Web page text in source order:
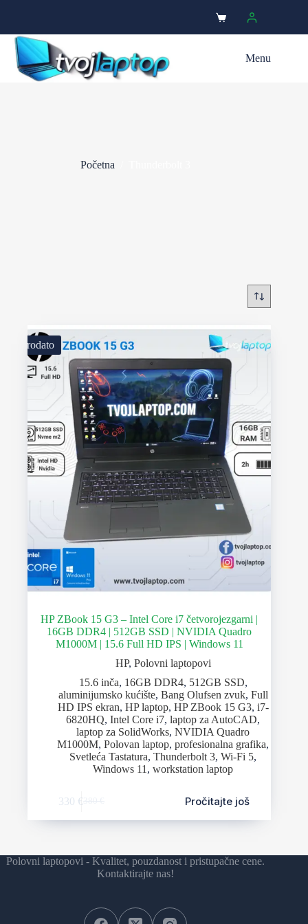
Menu
Početna
Prodato
HP ZBook 15 G3 – Intel Core i7 četvorojezgarni |
16GB DDR4 | 512GB SSD | NVIDIA Quadro
M1000M | 15.6 Full HD IPS | Windows 11
HP, Polovni laptopovi
15.6 inča, 16GB DDR4, 512GB SSD,
aluminijumsko kućište, Bang Olufsen zvuk, Full
HD IPS ekran, HP laptop, HP ZBook 15 G3, i7-
6820HQ,Intel Core i7,laptop za AutoCAD,
laptop za SolidWorks,NVIDIA Quadro
M1000M,Polovan laptop,profesionalna grafika,
Svetleća Tastatura,Thunderbolt 3,Wi-Fi 5,
Windows 11 ,workstation laptop
330 € Pročitajte još
Polovni laptopovi - Kvalitet, pouzdanost i pristupačne cene.
Kontaktirajte nas!